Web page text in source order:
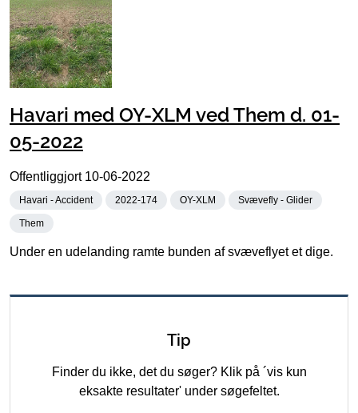
Havari med OY-XLM ved Them d. 01-
05-2022
Offentliggjort 10-06-2022
Havari - Accident 2022-174 OY-XLM Svævefly - Glider
Them
Under en udelanding ramte bunden af svæveflyet et dige.
Tip
Finder du ikke, det du søger? Klik på ´vis kun
eksakte resultater' under søgefeltet.